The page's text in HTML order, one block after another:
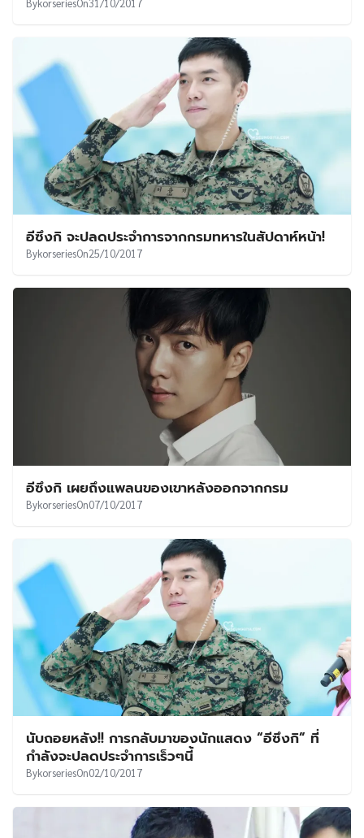
อีซึงกิ จะปลดประจำการจากกรมทหารในสัปดาห์หน้า!
BykorseriesOn25/10/2017
อีซึงกิ เผยถึงแพลนของเขาหลังออกจากกรม
BykorseriesOn07/10/2017
นับถอยหลัง!! การกลับมาของนักแสดง “อีซึงกิ” ที่
กำลังจะปลดประจำการเร็วๆนี้
BykorseriesOn02/10/2017